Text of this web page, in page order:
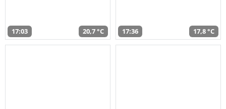
17:03 20,7 °C 17:36 17,8 °C